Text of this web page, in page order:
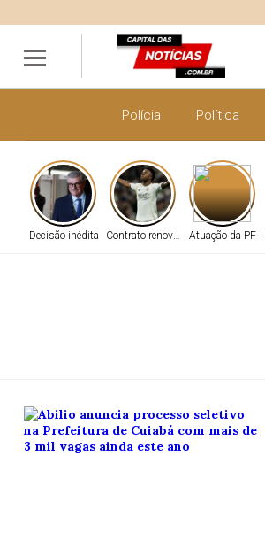
Polícia Política
Decisão inédita Contrato renovadoAtuação da PF